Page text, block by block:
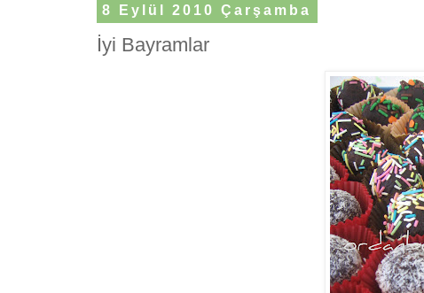
8 Eylül 2010 Çarşamba
İyi Bayramlar